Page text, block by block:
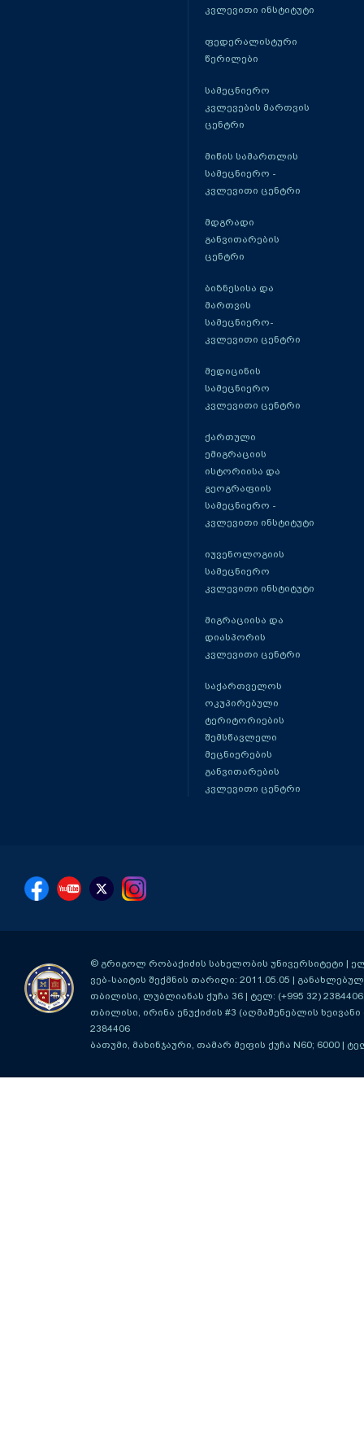
კვლევითი ინსტიტუტი
ფედერალისტური
წერილები
სამეცნიერო
კვლევების მართვის
ცენტრი
მიწის სამართლის
სამეცნიერო -
კვლევითი ცენტრი
მდგრადი
განვითარების
ცენტრი
ბიზნესისა და
მართვის
სამეცნიერო-
კვლევითი ცენტრი
მედიცინის
სამეცნიერო
კვლევითი ცენტრი
ქართული
ემიგრაციის
ისტორიისა და
გეოგრაფიის
სამეცნიერო -
კვლევითი ინსტიტუტი
იუვენოლოგიის
სამეცნიერო
კვლევითი ინსტიტუტი
მიგრაციისა და
დიასპორის
კვლევითი ცენტრი
საქართველოს
ოკუპირებული
ტერიტორიების
შემსწავლელი
მეცნიერების
განვითარების
კვლევითი ცენტრი
© გრიგოლ რობაქიძის სახელობის უნივერსიტეტი |
ვებ-საიტის შექმნის თარიღი: 2011.05.05 |
თბილისი, ლუბლიანას ქუჩა 36 | ტელ: (+995 32)
თბილისი, ირინა ენუქიძის #3 (აღმაშენებლის ხეივანი
2384406
ბათუმი, მახინჯაური, თამარ მეფის ქუჩა N60; 6000 |